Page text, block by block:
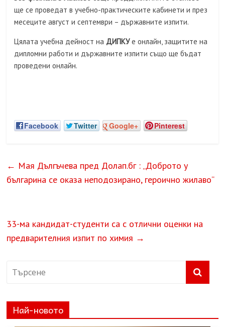
ще се проведат в учебно-практическите кабинети и през
месеците август и септември – държавните изпити.
Цялата учебна дейност на ДИПКУе онлайн, защитите на
дипломни работи и държавните изпити също ще бъдат
проведени онлайн.
Facebook Twitter Google+ Pinterest
← Мая Дългъчева пред Долап.бг : „Доброто у
българина се оказа неподозирано, героично жилаво“
33-ма кандидат-студенти са с отлични оценки на
предварителния изпит по химия →
Най-новото